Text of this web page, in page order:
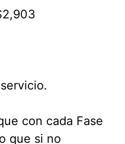
con cada Fase
que si no